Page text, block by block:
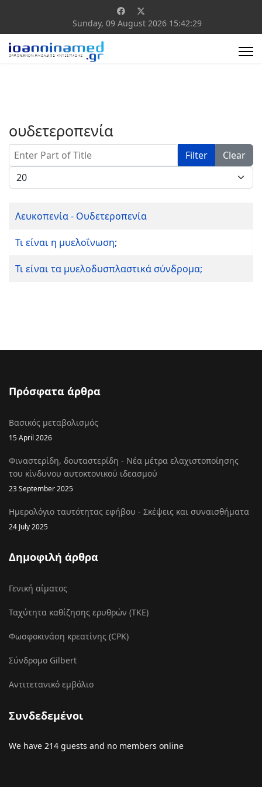
Sunday, 09 August 2026 15:42:29
ουδετεροπενία
Enter Part of Title Filter
Clear
Display #
Λευκοπενία - Ουδετεροπενία
Τι είναι η μυελοΐνωση;
Τι είναι τα μυελοδυσπλαστικά σύνδρομα;
Πρόσφατα άρθρα
Βασικός μεταβολισμός
15 April 2026
Φιναστερίδη, δουταστερίδη - Νέα μέτρα ελαχιστοποίησης
του κίνδυνου αυτοκτονικού ιδεασμού
23 September 2025
Ημερολόγιο ταυτότητας εφήβου - Σκέψεις και συναισθήματα
24 July 2025
Δημοφιλή άρθρα
Γενική αίματος
Ταχύτητα καθίζησης ερυθρών (ΤΚΕ)
Φωσφοκινάση κρεατίνης (CPK)
Σύνδρομο Gilbert
Αντιτετανικό εμβόλιο
Συνδεδεμένοι
We have 214 guests and no members online